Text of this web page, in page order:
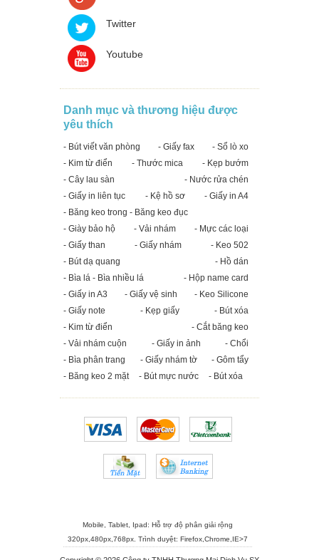
Twitter
Youtube
Danh mục và thương hiệu được
yêu thích
- Bút viết văn phòng - Giấy fax
- Sổ lò xo
- Kim từ điển
- Thước mica
- Kẹp bướm
- Cây lau sàn
- Nước rửa chén
- Giấy in liên tục
- Kệ hồ sơ
- Giấy in A4
- Băng keo trong - Băng keo đục
- Giày bảo hộ
- Vải nhám
- Mực các loại
- Giấy than
- Giấy nhám
- Keo 502
- Bút dạ quang
- Hồ dán
- Bìa lá - Bìa nhiều lá
- Hộp name card
- Giấy in A3
- Giấy vệ sinh
- Keo Silicone
- Giấy note
- Kẹp giấy
- Bút xóa
- Kim từ điển
- Cắt băng keo
- Vải nhám cuộn
- Giấy in ảnh
- Chổi
- Bìa phân trang
- Giấy nhám tờ
- Gôm tẩy
- Băng keo 2 mặt
- Bút mực nước - Bút xóa
Mobile, Tablet, Ipad: Hỗ trợ độ phân giải rộng
320px,480px,768px. Trình duyệt: Firefox,Chrome,IE>7